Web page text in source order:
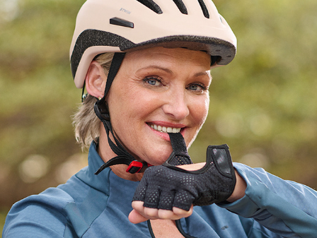
KUKIDENT
2025